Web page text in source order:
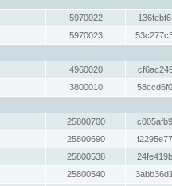
5970022
5970023
4960020
3800010
25800700
25800690
25800538
25800540